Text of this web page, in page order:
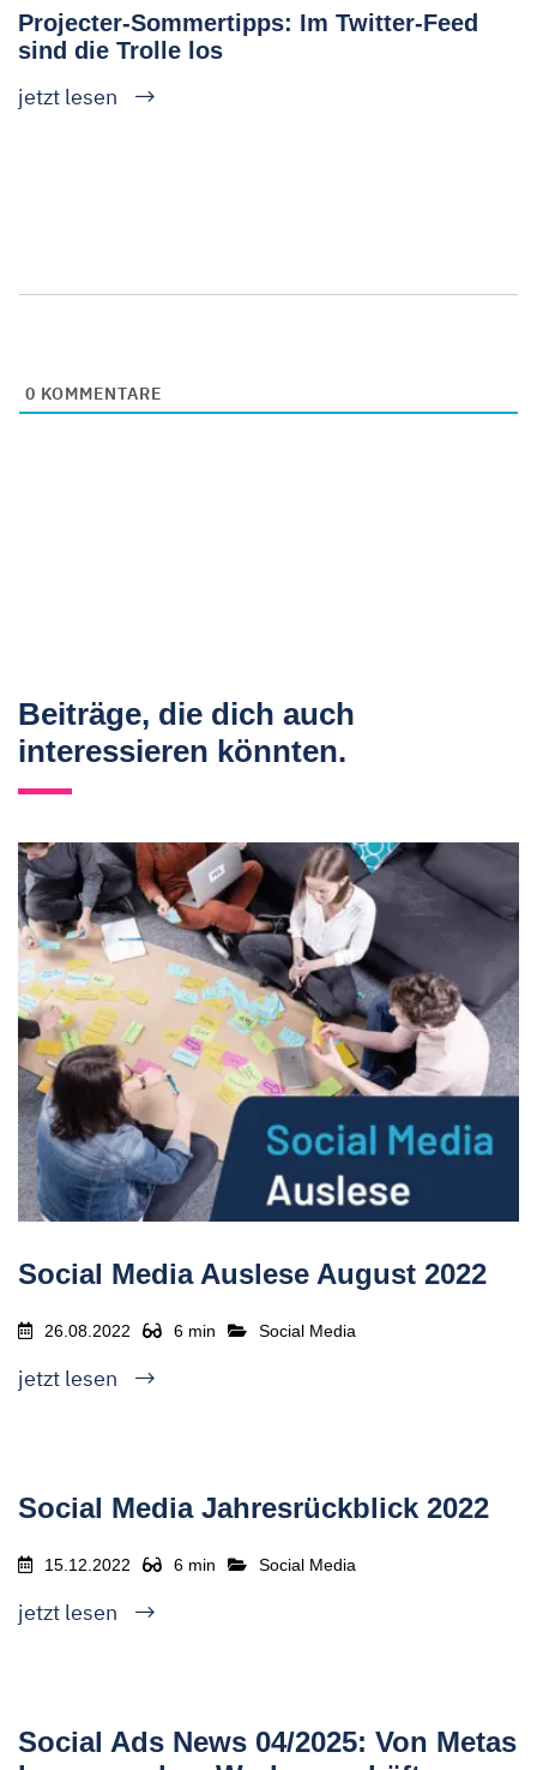
Projecter-Sommertipps: Im Twitter-Feed
sind die Trolle los
jetzt lesen
0 KOMMENTARE
Beiträge, die dich auch
interessieren könnten.
Social Media Auslese August 2022
26.08.2022 6 min Social Media
jetzt lesen
Social Media Jahresrückblick 2022
15.12.2022 6 min Social Media
jetzt lesen
Social Ads News 04/2025: Von Metas